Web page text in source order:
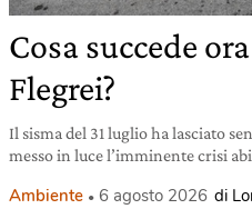
Cosa succede
Flegrei?
Il sisma del 31 luglio ha lasciato
messo in luce l’imminente crisi
Ambiente 6 agosto 2026 di